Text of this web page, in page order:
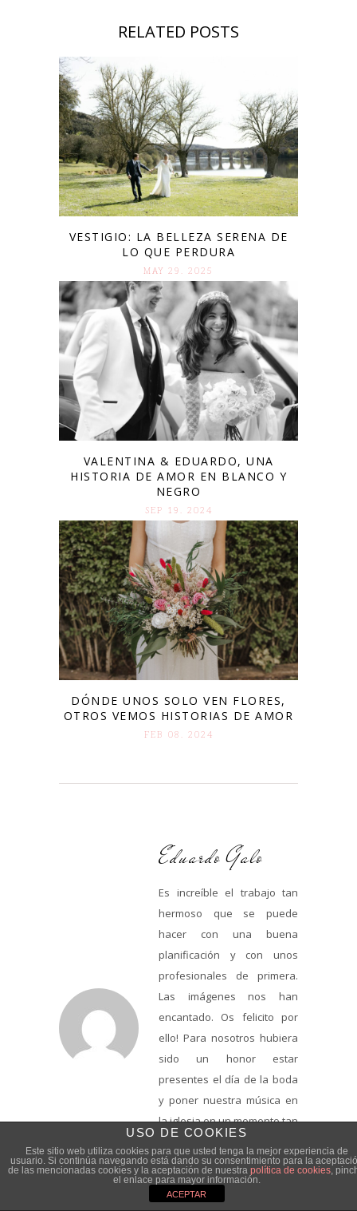
RELATED POSTS
VESTIGIO: LA BELLEZA SERENA DE
LO QUE PERDURA
MAY 29. 2025
VALENTINA & EDUARDO, UNA
HISTORIA DE AMOR EN BLANCO Y
NEGRO
SEP 19. 2024
DÓNDE UNOS SOLO VEN FLORES,
OTROS VEMOS HISTORIAS DE AMOR
FEB 08. 2024
Eduardo Galo
Es increíble el trabajo tan
hermoso que se puede
hacer con una buena
planificación y con unos
profesionales de primera.
Las imágenes nos han
encantado. Os felicito por
ello! Para nosotros hubiera
sido un honor estar
presentes el día de la boda
y poner nuestra música en
la iglesia en un momento tan
especial para Valeria y
Sandro.
7 NOVIEMBRE, 2024
USO DE COOKIES
Este sitio web utiliza cookies para que usted tenga la mejor experiencia de
usuario. Si continúa navegando está dando su consentimiento para la
de las mencionadas cookies y la aceptación de nuestra política de cookies,
el enlace para mayor información.
ACEPTAR